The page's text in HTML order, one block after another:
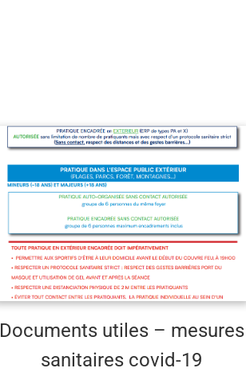
Documents utiles – mesures
sanitaires covid-19